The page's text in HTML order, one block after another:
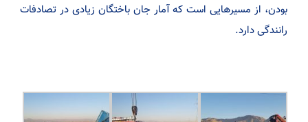
بودن، از مسیرهایی است که آمار جان باختگان زیادی در تصادفات
رانندگی دارد.